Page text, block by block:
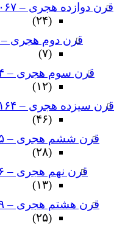
قرن دوازده هجری – ۱۰۶۷ الی ۱۱۶۴ شمسی
(۲۴)
قرن دوم هجری – ۹۷ الی ۱۹۴ شمسی
(۷)
قرن سوم هجری – ۱۹۴ الی ۲۹۱ شمسی
(۱۲)
قرن سیزده هجری – ۱۱۶۴ الی ۱۲۶۱ شمسی
(۴۶)
قرن ششم هجری – ۴۸۵ الی ۵۸۲ شمسی
(۲۸)
قرن نهم هجری – ۷۷۶ الی ۸۷۳ شمسی
(۱۳)
قرن هشتم هجری – ۶۷۹ الی ۷۷۶ شمسی
(۲۵)